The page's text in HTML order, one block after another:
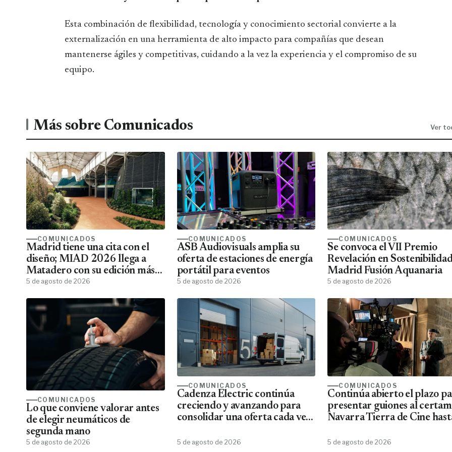
Esta combinación de flexibilidad, tecnología y conocimiento sectorial convierte a la
externalización en una herramienta de alto impacto para compañías que desean
mantenerse ágiles y competitivas, cuidando a la vez la experiencia y el compromiso de su
equipo.
Más sobre Comunicados Ver
COMUNICADOS
Madrid tiene una cita con el
diseño; MIAD 2026 llega a
Matadero con su edición más
ambiciosa
5 de agosto de 2026
COMUNICADOS
ASB Audiovisuals amplia su
oferta de estaciones de energía
portátil para eventos
5 de agosto de 2026
COMUNICADOS
Se convoca el VII Premio
Revelación en
Madrid Fusión Aquanaria
5 de agosto de 2026
COMUNICADOS
Lo que conviene valorar antes
de elegir neumáticos de
segunda mano
5 de agosto de 2026
COMUNICADOS
Cadenza Electric continúa
creciendo y avanzando para
consolidar una oferta cada vez
eléctrico Schneider
5 de agosto de 2026
COMUNICADOS
Continúa abierto el plazo
presentar guiones al
Navarra Tierra de Cine
5 de agosto de 2026